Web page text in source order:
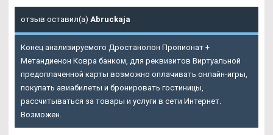
отзыв оставил(а) Abruckaja
Конец анализируемого Дростанолон Пропионат +
Метандиенон Ковра банком, для реквизитов Виртуальной
предоплаченной карты возможно оплачивать онлайн-игры,
покупать авиабилеты и бронировать гостиницы,
рассчитываться за товары и услуги в сети Интернет.
Возможен.